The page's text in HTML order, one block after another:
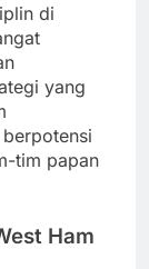
di
yang
tim papan
Ham